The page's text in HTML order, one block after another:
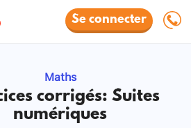
Se connecter
Maths
corrigés: Suites
numériques